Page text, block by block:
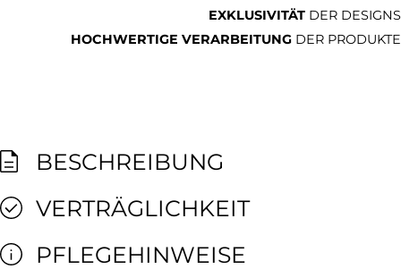
EXKLUSIVITÄT DER DESIGNS
HOCHWERTIGE VERARBEITUNG DER PRODUKTE
BESCHREIBUNG
VERTRÄGLICHKEIT
PFLEGEHINWEISE